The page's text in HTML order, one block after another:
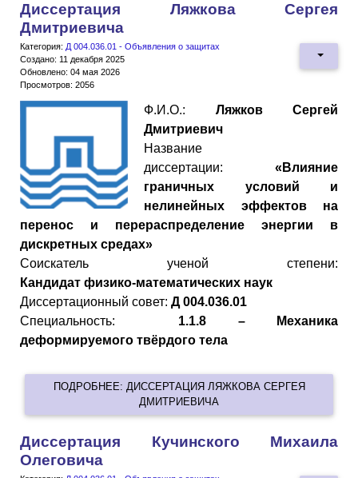
Диссертация Ляжкова Сергея
Дмитриевича
Категория: Д 004.036.01 - Объявления о защитах
Создано: 11 декабря 2025
Обновлено: 04 мая 2026
Просмотров: 2056
Ф.И.О.: Ляжков Сергей
Дмитриевич
Название
диссертации: «Влияние
граничных условий и
нелинейных эффектов на
перенос и перераспределение энергии в
дискретных средах»
Cоискатель ученой степени:
Кандидат физико-математических наук
Диссертационный совет: Д 004.036.01
Специальность: 1.1.8 – Механика
деформируемого твёрдого тела
ПОДРОБНЕЕ: ДИССЕРТАЦИЯ ЛЯЖКОВА СЕРГЕЯ
ДМИТРИЕВИЧА
Диссертация Кучинского Михаила
Олеговича